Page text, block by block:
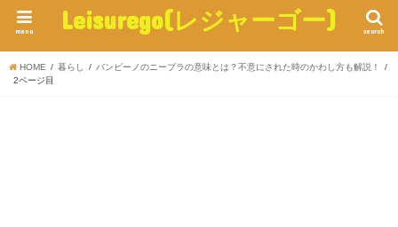
Leisurego(レジャーゴー) search
menu
HOME 暮らし
バンビーノのニーブラの意味とは？不意にされた時のかわし方も解説！
2ページ目